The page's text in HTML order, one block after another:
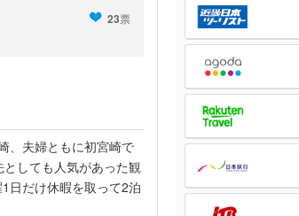
23票
、夫婦ともに初宮崎で
しても人気があった観
だけ休暇を取って2泊